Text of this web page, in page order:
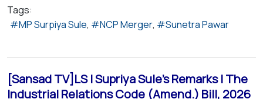
Tags:
MP Surpiya Sule
NCP Merger Sunetra Pawar
[Sansad TV]LS | Supriya Sule's Remarks | The
Industrial Relations Code (Amend.) Bill, 2026